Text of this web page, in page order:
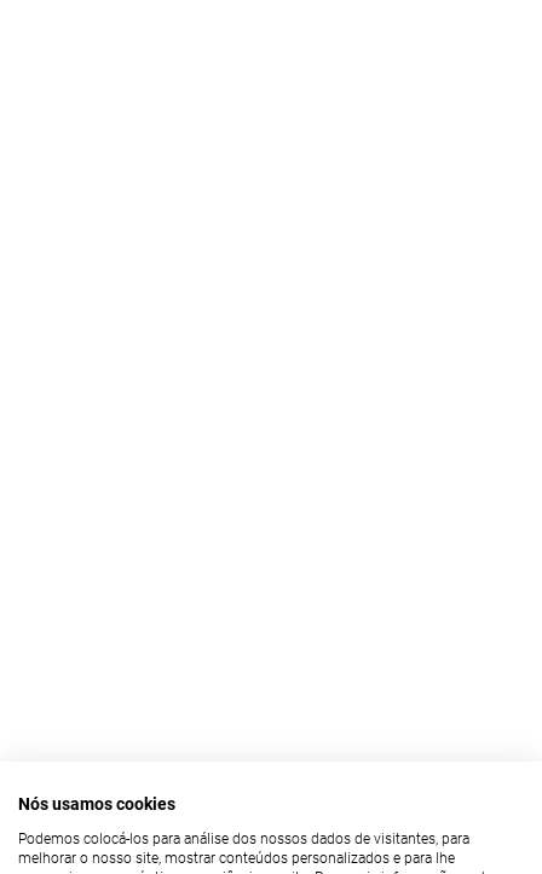
Nós usamos cookies
Podemos colocá-los para análise dos nossos dados de visitantes, para
melhorar o nosso site, mostrar conteúdos personalizados e para lhe